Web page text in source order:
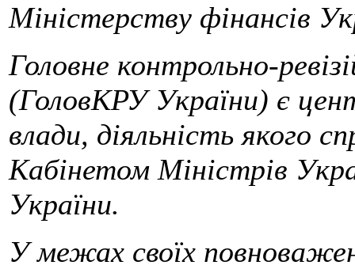
Міністерству фінансів
Головне контрольно-
(ГоловКРУ України) є
влади, діяльність якого
Кабінетом Міністрів
України.
У межах своїх